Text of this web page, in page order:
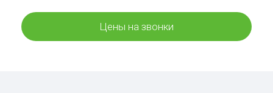
Цены на звонки